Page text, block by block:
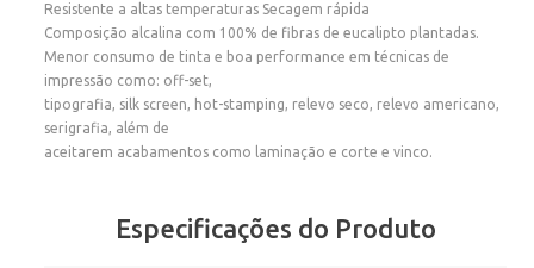
Resistente a altas temperaturas Secagem rápida
Composição alcalina com 100% de fibras de eucalipto plantadas.
Menor consumo de tinta e boa performance em técnicas de
impressão como: off-set,
tipografia, silk screen, hot-stamping, relevo seco, relevo americano,
serigrafia, além de
aceitarem acabamentos como laminação e corte e vinco.
Especificações do Produto